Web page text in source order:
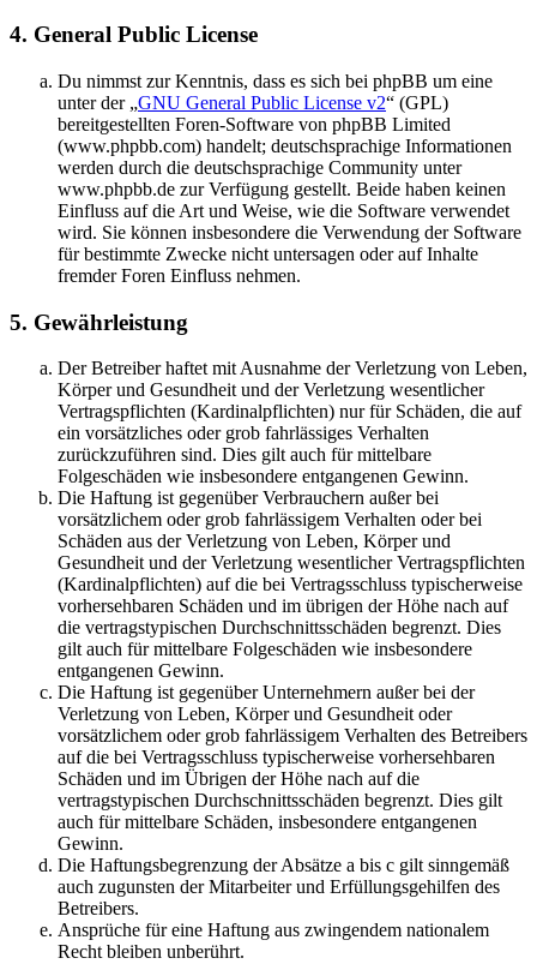
4. General Public License
Du nimmst zur Kenntnis, dass es sich bei phpBB um eine
unter der „GNU General Public License v2“ (GPL)
bereitgestellten Foren-Software von phpBB Limited
(www.phpbb.com) handelt; deutschsprachige Informationen
werden durch die deutschsprachige Community unter
www.phpbb.de zur Verfügung gestellt. Beide haben keinen
Einfluss auf die Art und Weise, wie die Software verwendet
wird. Sie können insbesondere die Verwendung der Software
für bestimmte Zwecke nicht untersagen oder auf Inhalte
fremder Foren Einfluss nehmen.
5. Gewährleistung
Der Betreiber haftet mit Ausnahme der Verletzung von Leben,
Körper und Gesundheit und der Verletzung wesentlicher
Vertragspflichten (Kardinalpflichten) nur für Schäden, die auf
ein vorsätzliches oder grob fahrlässiges Verhalten
zurückzuführen sind. Dies gilt auch für mittelbare
Folgeschäden wie insbesondere entgangenen Gewinn.
Die Haftung ist gegenüber Verbrauchern außer bei
vorsätzlichem oder grob fahrlässigem Verhalten oder bei
Schäden aus der Verletzung von Leben, Körper und
Gesundheit und der Verletzung wesentlicher Vertragspflichten
(Kardinalpflichten) auf die bei Vertragsschluss typischerweise
vorhersehbaren Schäden und im übrigen der Höhe nach auf
die vertragstypischen Durchschnittsschäden begrenzt. Dies
gilt auch für mittelbare Folgeschäden wie insbesondere
entgangenen Gewinn.
Die Haftung ist gegenüber Unternehmern außer bei der
Verletzung von Leben, Körper und Gesundheit oder
vorsätzlichem oder grob fahrlässigem Verhalten des Betreibers
auf die bei Vertragsschluss typischerweise vorhersehbaren
Schäden und im Übrigen der Höhe nach auf die
vertragstypischen Durchschnittsschäden begrenzt. Dies gilt
auch für mittelbare Schäden, insbesondere entgangenen
Gewinn.
Die Haftungsbegrenzung der Absätze a bis c gilt sinngemäß
auch zugunsten der Mitarbeiter und Erfüllungsgehilfen des
Betreibers.
Ansprüche für eine Haftung aus zwingendem nationalem
Recht bleiben unberührt.